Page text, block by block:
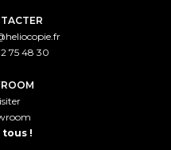
75 48 30
tous !